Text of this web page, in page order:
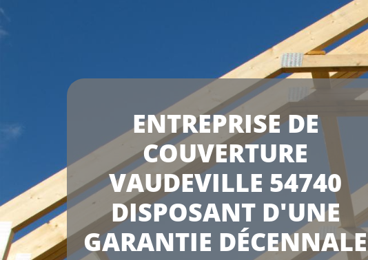
ENTREPRISE DE
COUVERTURE
VAUDEVILLE 54740
DISPOSANT D'UNE
GARANTIE DÉCENNALE